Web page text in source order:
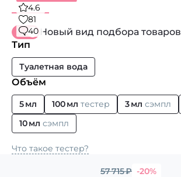
4.6
81
40 Новый вид подбора товаров
Тип
Туалетная вода
Объём
5 мл 100 мл тестер 3 мл сэмпл
10 мл сэмпл
Что такое тестер?
57 715₽ -20%